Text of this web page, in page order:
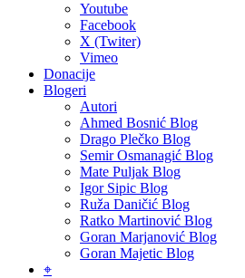
Youtube
Facebook
X (Twiter)
Vimeo
Donacije
Blogeri
Autori
Ahmed Bosnić Blog
Drago Plečko Blog
Semir Osmanagić Blog
Mate Puljak Blog
Igor Sipic Blog
Ruža Daničić Blog
Ratko Martinović Blog
Goran Marjanović Blog
Goran Majetic Blog
⌖